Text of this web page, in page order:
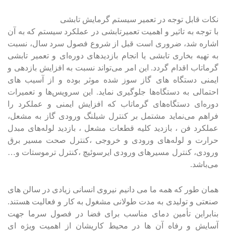
نکات قابل توجه در تعمیر سیستم گرمایش تابشی
با توجه به تاثیر و اهمیت تعمیرتابشی در عملکرد سیستم که به آن
اشاره شد، ضروری است قبل از شروع فصول سرد سال، نسبت
به تهیه بخاری تابشی یا انجام بازدید‌های دوره‌ای و تعمیر تابشی
گرماتاب اقدام گردد. این امر می‌تواند نسبت به افزایش بازدهی و
ایمنی دستگاه های گاز سوز شده موثر بوده و از آسیب های
احتمالی به دستگاه‌ها جلوگیری نماید. این سرویس‌ها و تعمیرات
دوره‌ای دستگاه‌های گرماتاب که افزایش ایمنی و عملکرد را
فراهم می‌نماید مشتمل بر کنترل شیلنگ ورودی گاز به مشعل،
عملکرد فن ، بازدید کلیه قطعات مشعل ، بازدید لوله‌های مبدل
حرارت و لوله‌های ورودی و خروجی ،کنترل صحت مسیر برق
ورودی، کنترل مسیرهای ورودی ایرسوئیچ ،کنترل ترموستات و…
می‌باشد.
همان طور که همه ما می دانیم نیروی انسانی زیادی در سالن های
صنعتی و تولیدی به مدت طولانی مشغول به کار و فعالیت هستند.
بنابراین تأمین دمای مناسب برای فضا در فصول سرما جهت
آسایش و رفاه آن ها در محیط کاری­شان از اهمیت ویژه ای